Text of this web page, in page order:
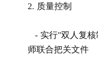
2. 质量控制
- 实行"双人复核
师联合把关文件